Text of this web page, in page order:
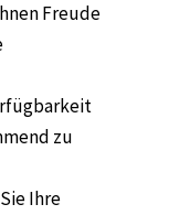
Freude
zu
Ihre